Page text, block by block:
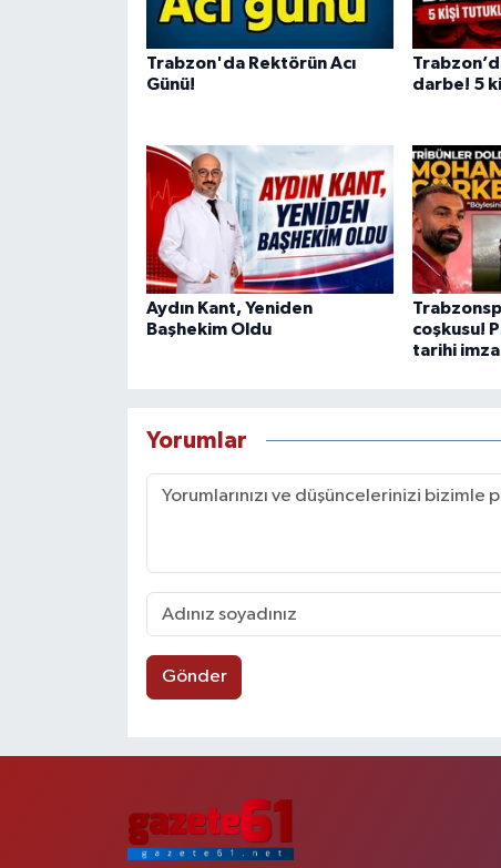
Trabzon'da Rektörün Acı
Günü!
darbe! 5
Aydın Kant, Yeniden
Başhekim Oldu
coşkusu!
tarihi
Yorumlar
Gönder